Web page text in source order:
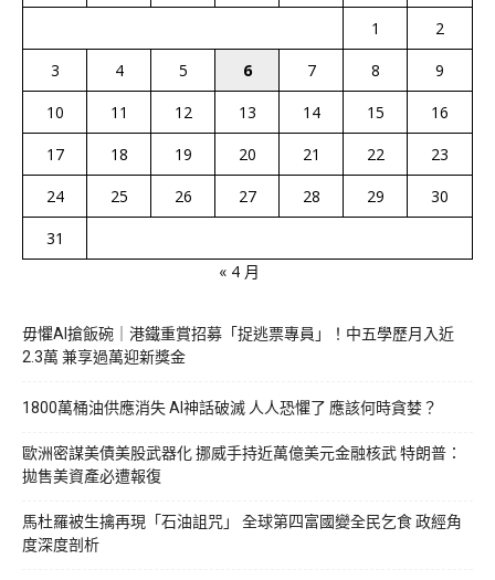
1
2
3
4 5 6 7 8
9
10
11 12 13 14 15
16
17
18 19 20 21 22
23
24
25 26 27 28 29
30
31
« 4 月
毋懼AI搶飯碗｜港鐵重賞招募「捉逃票專員」！中五學歷月入近
2.3萬 兼享過萬迎新獎金
1800萬桶油供應消失 AI神話破滅 人人恐懼了 應該何時貪婪？
歐洲密謀美債美股武器化 挪威手持近萬億美元金融核武 特朗普：
拋售美資產必遭報復
馬杜羅被生擒再現「石油詛咒」 全球第四富國變全民乞食 政經角
度深度剖析